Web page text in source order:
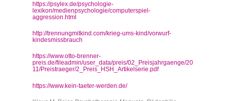
https://psylex.de/psychologie-
lexikon/medienpsychologie/computerspiel-
aggression.html
http://trennungmitkind.com/krieg-ums-kind/vorwurf-
kindesmissbrauch
https://www.otto-brenner-
preis.de/fileadmin/user_data/preis/02_Preisjahrgaenge/20
11/Preistraeger/2_Preis_HSH_Artikelserie.pdf
https://www.kein-taeter-werden.de/